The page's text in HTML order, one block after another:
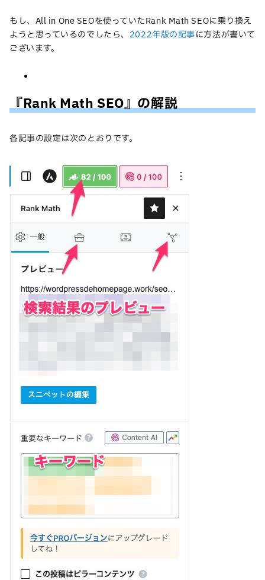
もし、All in One SEOを使っていたRank Math SEOに乗り換え
ようと思っているのでしたら、 2022年版の記事に方法が書いて
ございます。
『Rank Math SEO』の解説
各記事の設定は次のとおりです。